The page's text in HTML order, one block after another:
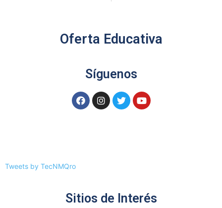
Oferta Educativa
Síguenos
Tweets by TecNMQro
Sitios de Interés